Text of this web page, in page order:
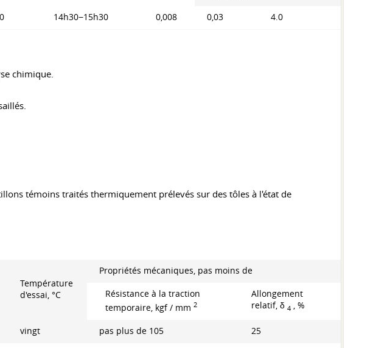
14h30−15h30 0,008 0,03 4.0
chimique.
témoins traités thermiquement prélevés sur des tôles à l'état de
Température
d'essai, °С
Propriétés mécaniques, pas moins de
Résistance à la traction
temporaire, kgf / mm 2
Allongement
relatif, δ 4 , %
vingt pas plus de 105 25